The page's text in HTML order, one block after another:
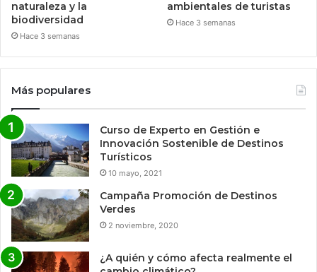
naturaleza y la
biodiversidad
Hace 3 semanas
ambientales de turistas
Hace 3 semanas
Más populares
Curso de Experto en Gestión e
Innovación Sostenible de Destinos
Turísticos
10 mayo, 2021
Campaña Promoción de Destinos
Verdes
2 noviembre, 2020
¿A quién y cómo afecta realmente el